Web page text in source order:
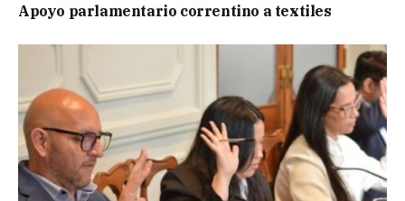
Apoyo parlamentario correntino a textiles